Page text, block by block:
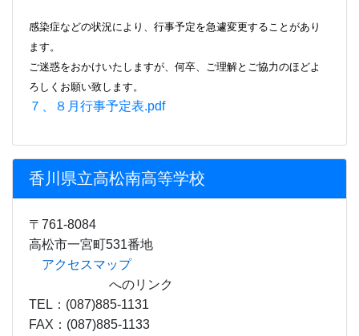
感染症などの状況により、行事予定を急遽変更することがあり
ます。
ご迷惑をおかけいたしますが、何卒、ご理解とご協力のほどよ
ろしくお願い致します。
７、８月行事予定表.pdf
香川県立高松南高等学校
〒761-8084
高松市一宮町531番地
アクセスマップ
へのリンク
TEL：(087)885-1131
FAX：(087)885-1133